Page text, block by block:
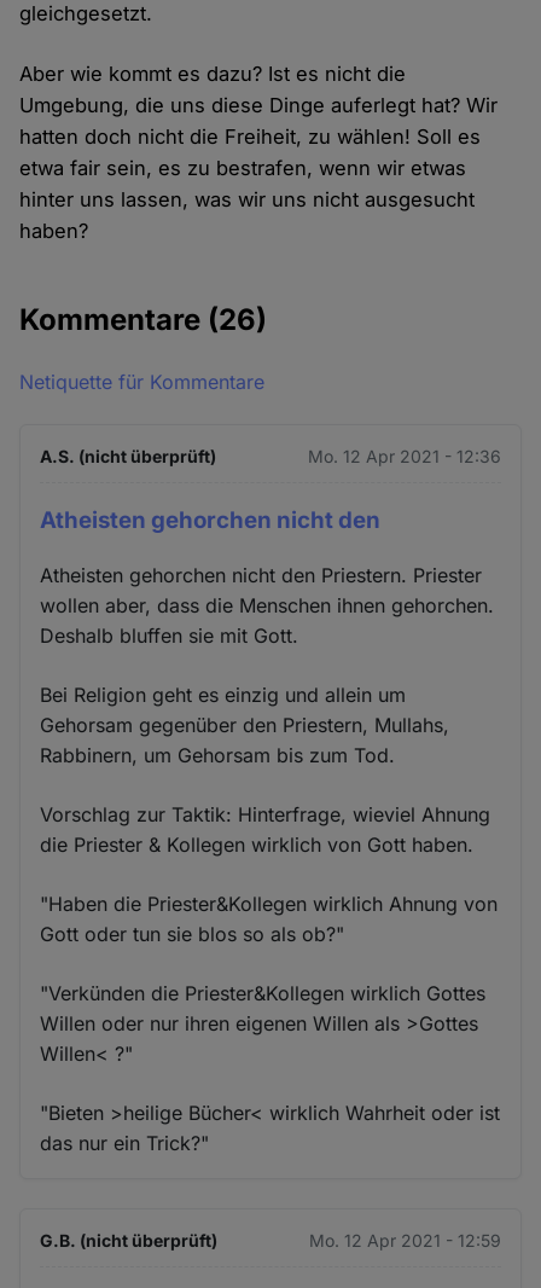
gleichgesetzt.
Aber wie kommt es dazu? Ist es nicht die
Umgebung, die uns diese Dinge auferlegt hat? Wir
hatten doch nicht die Freiheit, zu wählen! Soll es
etwa fair sein, es zu bestrafen, wenn wir etwas
hinter uns lassen, was wir uns nicht ausgesucht
haben?
Kommentare (26)
Netiquette für Kommentare
A.S. (nicht überprüft) Mo. 12 Apr 2021 - 12:36
Atheisten gehorchen nicht den
Atheisten gehorchen nicht den Priestern. Priester
wollen aber, dass die Menschen ihnen gehorchen.
Deshalb bluffen sie mit Gott.
Bei Religion geht es einzig und allein um
Gehorsam gegenüber den Priestern, Mullahs,
Rabbinern, um Gehorsam bis zum Tod.
Vorschlag zur Taktik: Hinterfrage, wieviel Ahnung
die Priester & Kollegen wirklich von Gott haben.
"Haben die Priester&Kollegen wirklich Ahnung von
Gott oder tun sie blos so als ob?"
"Verkünden die Priester&Kollegen wirklich Gottes
Willen oder nur ihren eigenen Willen als >Gottes
Willen< ?"
"Bieten >heilige Bücher< wirklich Wahrheit oder ist
das nur ein Trick?"
G.B. (nicht überprüft) Mo. 12 Apr 2021 - 12:59